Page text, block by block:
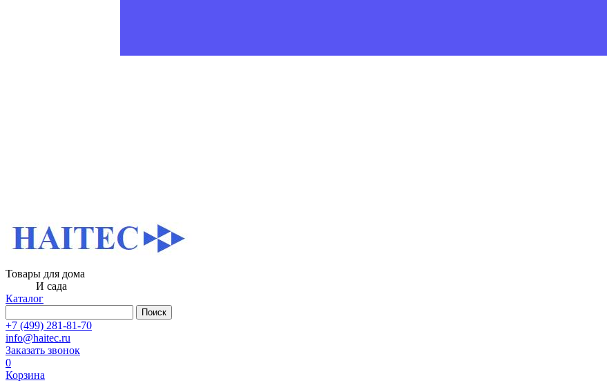
Товары для дома
И сада
Каталог
Поиск
+7 (499) 281-81-70
info@haitec.ru
Заказать звонок
0
Корзина